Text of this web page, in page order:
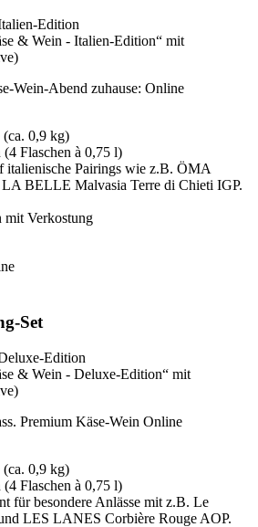
& Wein - Italien-Edition“ mit
Wein-Abend zuhause: Online
0,9 kg)
Flaschen à 0,75 l)
italienische Pairings wie z.B. ÖMA
BELLE Malvasia Terre di Chieti IGP.
mit Verkostung
Set
& Wein - Deluxe-Edition“ mit
Premium Käse-Wein Online
0,9 kg)
Flaschen à 0,75 l)
für besondere Anlässe mit z.B. Le
LES LANES Corbière Rouge AOP.